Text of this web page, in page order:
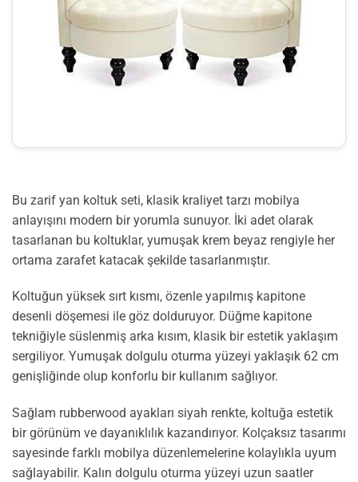
Bu zarif yan koltuk seti, klasik kraliyet tarzı mobilya
anlayışını modern bir yorumla sunuyor. İki adet olarak
tasarlanan bu koltuklar, yumuşak krem beyaz rengiyle her
ortama zarafet katacak şekilde tasarlanmıştır.
Koltuğun yüksek sırt kısmı, özenle yapılmış kapitone
desenli döşemesi ile göz dolduruyor. Düğme kapitone
tekniğiyle süslenmiş arka kısım, klasik bir estetik yaklaşım
sergiliyor. Yumuşak dolgulu oturma yüzeyi yaklaşık 62 cm
genişliğinde olup konforlu bir kullanım sağlıyor.
Sağlam rubberwood ayakları siyah renkte, koltuğa estetik
bir görünüm ve dayanıklılık kazandırıyor. Kolçaksız tasarımı
sayesinde farklı mobilya düzenlemelerine kolaylıkla uyum
sağlayabilir. Kalın dolgulu oturma yüzeyi uzun saatler